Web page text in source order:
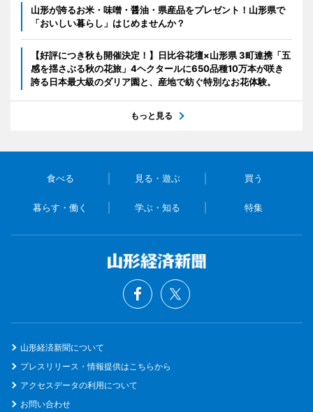
山形が誇るお米・味噌・醤油・県産品をプレゼント！山形県で
「おいしい暮らし」はじめませんか？
【好評につき秋も開催決定！】日比谷花壇×山形県 3町連携「五
感を揺さぶる秋の花旅」4ヘクタールに650品種10万本が咲き
誇る日本最大級のダリア園と、産地で紡ぐ特別なお花体験。
もっと見る
食べる 見る・遊ぶ 買う
暮らす・働く 学ぶ・知る 特集
山形経済新聞について
プレスリリース・情報提供はこちらから
アクセスデータの利用について
お問い合わせ